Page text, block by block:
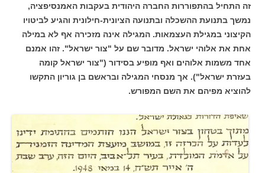
זה התחיל בהתפוררות החברה היהודית בעקבות האמנסיפציה,
נמשך בתנועת ההשכלה ובתנועה הציונית-חילונית והגיע לביטויו
הקיצוני במגילת העצמאות. המגילה אינה מזכירה אף לא במילה
אחת את אלוהי ישראל. מדובר שם על "צור ישראל". זהו אמנם
אחד משמות אלוהים ואף מופיע בסידור ("צור ישראל קומה
בעזרת ישראל"). אך מנסחי המגילה ובראשם בן גוריון התקשו
להוציא מפיהם את השם המפורש.